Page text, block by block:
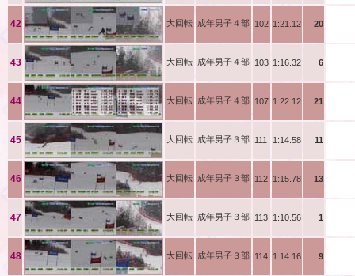
42 大回転 成年男子４部 102 1:21.12 20
43 大回転 成年男子４部 103 1:16.32 6
44 大回転 成年男子４部 107 1:22.12 21
45 大回転 成年男子３部 111 1:14.58 11
46 大回転 成年男子３部 112 1:15.78 13
47 大回転 成年男子３部 113 1:10.56 1
48 大回転 成年男子３部 114 1:14.16 9